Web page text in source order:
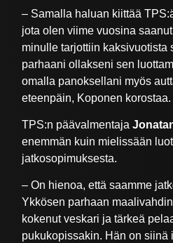
– Samalla haluan kiittää
jota olen viime vuosina
minulle tarjottiin kaksivuotista
parhaani ollakseni sen
omalla panoksellani myös
eteenpäin, Koponen korostaa.
TPS:n päävalmentaja
enemmän kuin mielissään
jatkosopimuksesta.
– On hienoa, että saamme
Ykkösen parhaan
kokenut veskari ja tärkeä
pukukopissakin. Hän on siinä